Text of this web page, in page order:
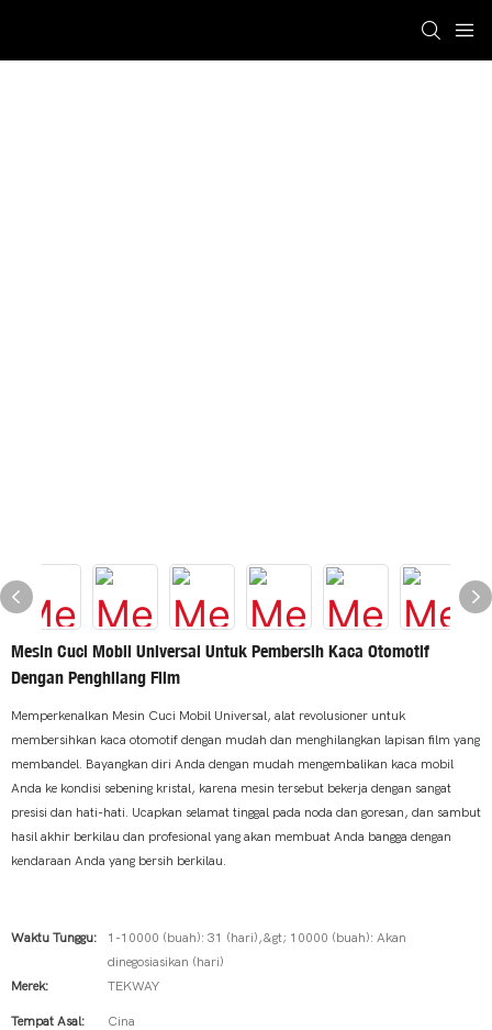
Mesin Cuci Mobil Universal Untuk Pembersih Kaca Otomotif
Dengan Penghilang Film
Memperkenalkan Mesin Cuci Mobil Universal, alat revolusioner untuk
membersihkan kaca otomotif dengan mudah dan menghilangkan lapisan film yang
membandel. Bayangkan diri Anda dengan mudah mengembalikan kaca mobil
Anda ke kondisi sebening kristal, karena mesin tersebut bekerja dengan sangat
presisi dan hati-hati. Ucapkan selamat tinggal pada noda dan goresan, dan sambut
hasil akhir berkilau dan profesional yang akan membuat Anda bangga dengan
kendaraan Anda yang bersih berkilau.
Waktu Tunggu:
1-10000 (buah): 31 (hari),&gt; 10000 (buah): Akan
dinegosiasikan (hari)
Merek:
TEKWAY
Tempat Asal: Cina